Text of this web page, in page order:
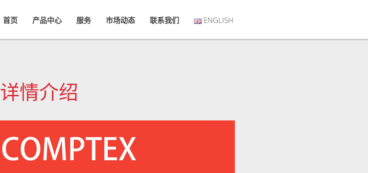
首页 产品中心 服务 市场动态 联系我们 ENGLISH
详情介绍